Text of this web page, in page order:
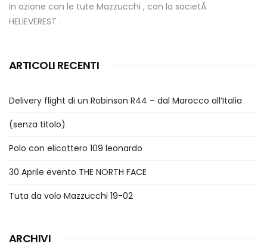
In azione con le tute Mazzucchi , con la societÃ
HELIEVEREST .
ARTICOLI RECENTI
Delivery flight di un Robinson R44 – dal Marocco all’Italia
(senza titolo)
Polo con elicottero 109 leonardo
30 Aprile evento THE NORTH FACE
Tuta da volo Mazzucchi 19-02
ARCHIVI